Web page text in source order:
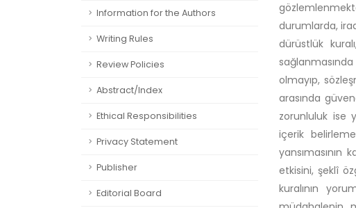
Information for the Authors
Writing Rules
Review Policies
Abstract/Index
Ethical Responsibilities
Privacy Statement
Publisher
Editorial Board
durumlarda,
dürüstlük
olmayıp,
arasında
zorunluluk ise
içerik
yansımasının
etkisini, şeklî
kuralının